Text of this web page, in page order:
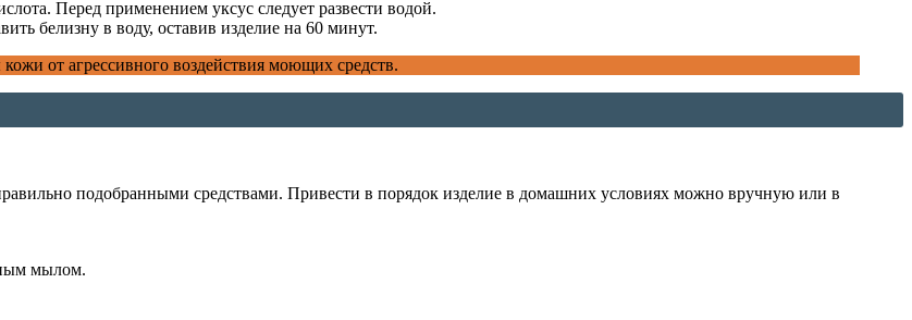
Перед применением уксус следует развести водой.
белизну в воду, оставив изделие на 60 минут.
от агрессивного воздействия моющих средств.
подобранными средствами. Привести в порядок изделие в домашних условиях можно вручную или в
мылом.